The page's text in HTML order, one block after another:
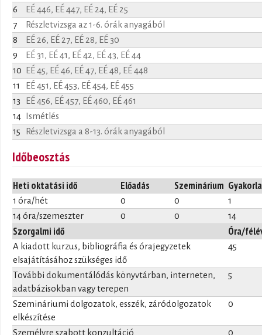
6
EÉ 446, EÉ 447, EÉ 24, EÉ 25
7
Részletvizsga az 1-6. órák anyagából
8
EÉ 26, EÉ 27, EÉ 28, EÉ 30
9
EÉ 31, EÉ 41, EÉ 42, EÉ 43, EÉ 44
10
EÉ 45, EÉ 46, EÉ 47, EÉ 48, EÉ 448
11
EÉ 451, EÉ 453, EÉ 454, EÉ 455
13
EÉ 456, EÉ 457, EÉ 460, EÉ 461
14
Ismétlés
15
Részletvizsga a 8-13. órák anyagából
Időbeosztás
Heti oktatási idő Előadás Szeminárium
1 óra/hét 0 0
1
14 óra/szemeszter
0 0 14
Szorgalmi idő Óra/
A kiadott kurzus, bibliográfia és órajegyzetek
elsajátításához szükséges idő
45
További dokumentálódás könyvtárban, interneten,
adatbázisokban vagy terepen
5
Szemináriumi dolgozatok, esszék, záródolgozatok
elkészítése
0
Személyre szabott konzultáció 0